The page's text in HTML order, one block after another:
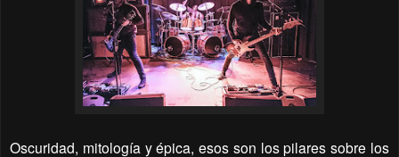
Oscuridad, mitología y épica, esos son los pilares sobre los